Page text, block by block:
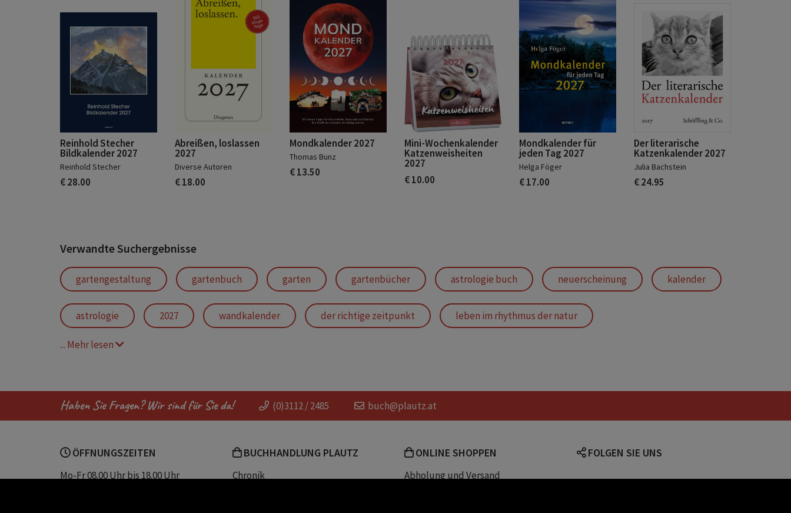
Reinhold Stecher
Bildkalender 2027
Reinhold Stecher
€ 28.00
Abreißen, loslassen
2027
Diverse Autoren
€ 18.00
Mondkalender 2027
Thomas Bunz
€ 13.50
Mini-Wochenkalender
Katzenweisheiten
2027
€ 10.00
Mondkalender für
jeden Tag 2027
Helga Föger
€ 17.00
Der literarische
Katzenkalender 2027
Julia Bachstein
€ 24.95
Verwandte Suchergebnisse
gartengestaltung gartenbuch garten gartenbücher astrologie buch neuerscheinung kalender
astrologie 2027 wandkalender der richtige zeitpunkt leben im rhythmus der natur
leben im rhythmus des mondes
zunehmender mond abnehmender mond mondphasen mondkalender mondwissen transite
... Mehr lesen
Haben Sie Fragen? Wir sind für Sie da! (0)3112 / 2485 buch@plautz.at
ÖFFNUNGSZEITEN
Mo-Fr 08.00 Uhr bis 18.00 Uhr
BUCHHANDLUNG PLAUTZ
Chronik
ONLINE SHOPPEN
Abholung und Versand
FOLGEN SIE UNS